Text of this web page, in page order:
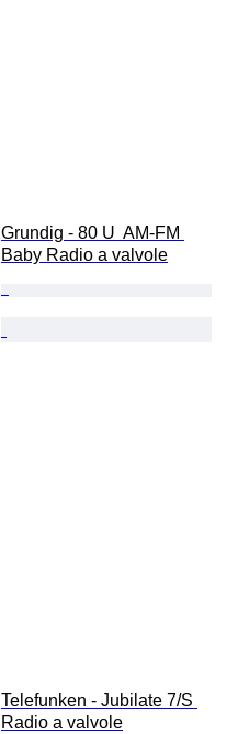
Grundig - 80 U  AM-FM
Baby Radio a valvole
Telefunken - Jubilate 7/S
Radio a valvole